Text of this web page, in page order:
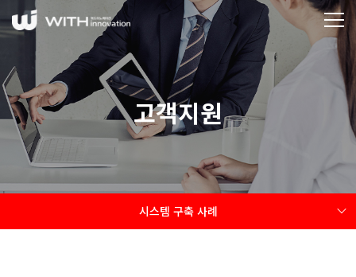
고객지원
시스템 구축 사례